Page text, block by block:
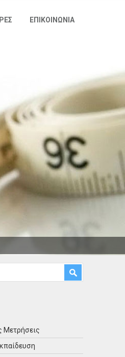
ΕΠΙΚΟΙΝΩΝΙΑ
Μετρήσεις